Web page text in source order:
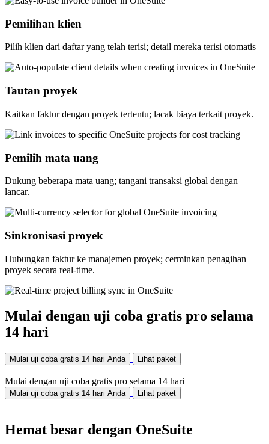
Pemilihan klien
Pilih klien dari daftar yang telah terisi; detail mereka terisi otomatis
Tautan proyek
Kaitkan faktur dengan proyek tertentu; lacak biaya terkait proyek.
Pemilih mata uang
Dukung beberapa mata uang; tangani transaksi global dengan
lancar.
Sinkronisasi proyek
Hubungkan faktur ke manajemen proyek; cerminkan penagihan
proyek secara real-time.
Mulai dengan uji coba gratis pro selama
14 hari
Mulai uji coba gratis 14 hari Anda Lihat paket
Mulai dengan uji coba gratis pro selama 14 hari
Mulai uji coba gratis 14 hari Anda Lihat paket
Hemat besar dengan OneSuite